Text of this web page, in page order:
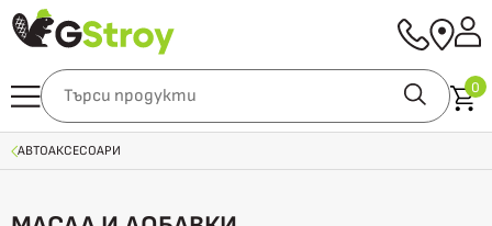
0
АВТОАКСЕСОАРИ